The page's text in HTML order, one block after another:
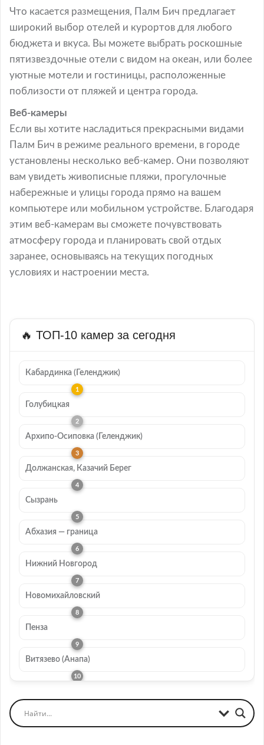
Что касается размещения, Палм Бич предлагает
широкий выбор отелей и курортов для любого
бюджета и вкуса. Вы можете выбрать роскошные
пятизвездочные отели с видом на океан, или более
уютные мотели и гостиницы, расположенные
поблизости от пляжей и центра города.
Веб-камеры
Если вы хотите насладиться прекрасными видами
Палм Бич в режиме реального времени, в городе
установлены несколько веб-камер. Они позволяют
вам увидеть живописные пляжи, прогулочные
набережные и улицы города прямо на вашем
компьютере или мобильном устройстве. Благодаря
этим веб-камерам вы сможете почувствовать
атмосферу города и планировать свой отдых
заранее, основываясь на текущих погодных
условиях и настроении места.
🔥 ТОП-10 камер за сегодня
Кабардинка (Геленджик)
Голубицкая
Архипо-Осиповка (Геленджик)
Должанская, Казачий Берег
Сызрань
Абхазия — граница
Нижний Новгород
Новомихайловский
Пенза
Витязево (Анапа)